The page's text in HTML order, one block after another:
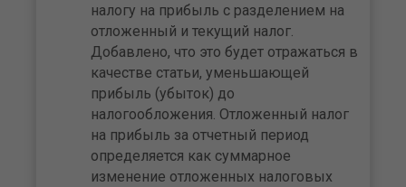
налогу на прибыль с разделением на
отложенный и текущий налог.
Добавлено, что это будет отражаться в
качестве статьи, уменьшающей
прибыль (убыток) до
налогообложения. Отложенный налог
на прибыль за отчетный период
определяется как суммарное
изменение отложенных налоговых